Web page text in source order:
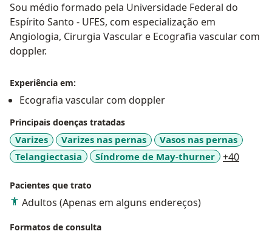
Sou médio formado pela Universidade Federal do
Espírito Santo - UFES, com especialização em
Angiologia, Cirurgia Vascular e Ecografia vascular com
doppler.
Experiência em:
Ecografia vascular com doppler
Principais doenças tratadas
Varizes Varizes nas pernas
Vasos nas pernas
Telangiectasia
Síndrome de May-thurner +40
Pacientes que trato
Adultos (Apenas em alguns endereços)
Formatos de consulta